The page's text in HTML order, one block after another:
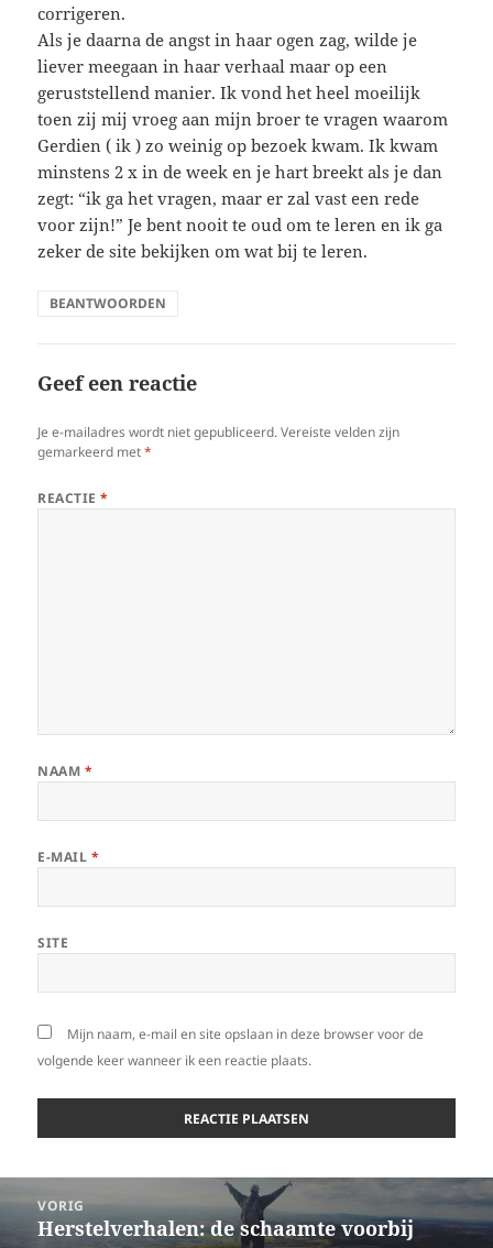
corrigeren.
Als je daarna de angst in haar ogen zag, wilde je
liever meegaan in haar verhaal maar op een
geruststellend manier. Ik vond het heel moeilijk
toen zij mij vroeg aan mijn broer te vragen waarom
Gerdien ( ik ) zo weinig op bezoek kwam. Ik kwam
minstens 2 x in de week en je hart breekt als je dan
zegt: “ik ga het vragen, maar er zal vast een rede
voor zijn!” Je bent nooit te oud om te leren en ik ga
zeker de site bekijken om wat bij te leren.
BEANTWOORDEN
Geef een reactie
Je e-mailadres wordt niet gepubliceerd. Vereiste velden zijn
gemarkeerd met*
REACTIE*
NAAM *
E-MAIL *
SITE
Mijn naam, e-mail en site opslaan in deze browser voor de
volgende keer wanneer ik een reactie plaats.
navigatie
VORIG
Vorig
Herstelverhalen: de schaamte voorbij